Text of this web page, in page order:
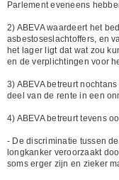
Parlement eveneens
2) ABEVA waardeert het
asbestoseslachtoffers, en
het lager ligt dat wat zou
en de verplichtingen voor
3) ABEVA betreurt
deel van de rente in een
4) ABEVA betreurt tevens
- De discriminatie tussen
longkanker veroorzaakt
soms erger zijn en zieker